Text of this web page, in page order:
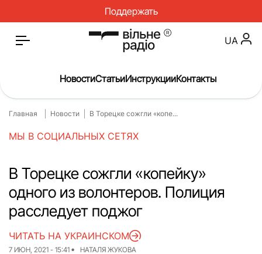
Поддержать
Главная
О нас
Инструкции
Спорт
Интервью
Досье
Репортаж
Блог
Проекты
UA
НовостиСтатьиИнструкцииКонтакты
Главная Новости В Торецке сожгли «копе...
МЫ В СОЦИАЛЬНЫХ СЕТЯХ
В Торецке сожгли «копейку»
одного из волонтеров. Полиция
расследует поджог
7 ИЮН, 2021 - 15:41 НАТАЛЯ ЖУКОВА
ЧИТАТЬ НА УКРАИНСКОМ